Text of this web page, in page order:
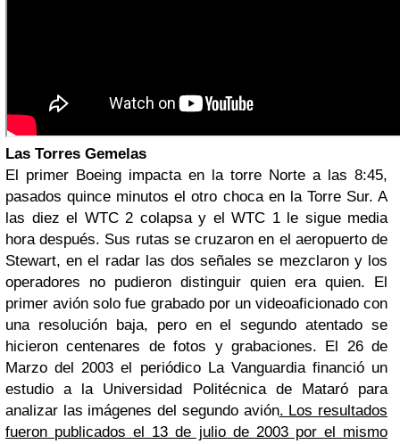
Las Torres Gemelas
El primer Boeing impacta en la torre Norte a las 8:45,
pasados quince minutos el otro choca en la Torre Sur. A
las diez el WTC 2 colapsa y el WTC 1 le sigue media
hora después. Sus rutas se cruzaron en el aeropuerto de
Stewart, en el radar las dos señales se mezclaron y los
operadores no pudieron distinguir quien era quien. El
primer avión solo fue grabado por un videoaficionado con
una resolución baja, pero en el segundo atentado se
hicieron centenares de fotos y grabaciones. El 26 de
Marzo del 2003 el periódico La Vanguardia financió un
estudio a la Universidad Politécnica de Mataró para
analizar las imágenes del segundo avión. Los resultados
fueron publicados el 13 de julio de 2003 por el mismo